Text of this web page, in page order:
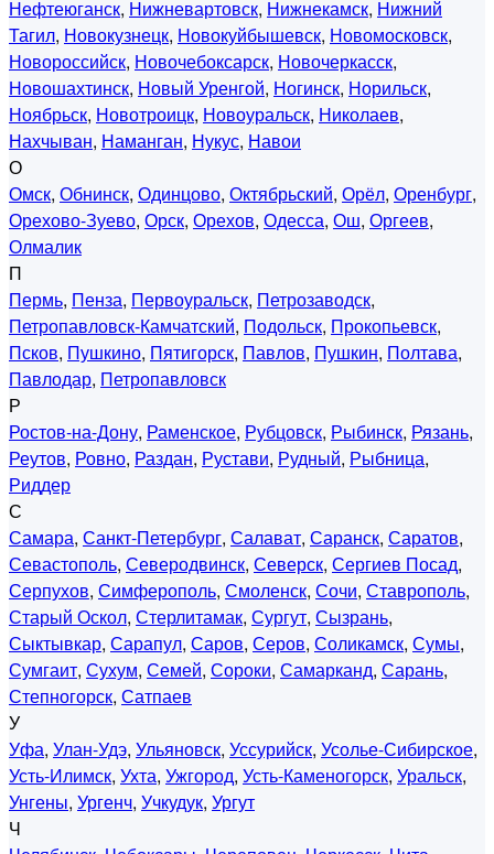
Нефтеюганск, Нижневартовск, Нижнекамск, Нижний
Тагил, Новокузнецк, Новокуйбышевск, Новомосковск,
Новороссийск, Новочебоксарск, Новочеркасск,
Новошахтинск, Новый Уренгой, Ногинск, Норильск,
Ноябрьск, Новотроицк, Новоуральск, Николаев,
Нахчыван, Наманган, Нукус, Навои
О
Омск, Обнинск, Одинцово, Октябрьский, Орёл, Оренбург,
Орехово-Зуево, Орск, Орехов, Одесса, Ош, Оргеев,
Олмалик
П
Пермь, Пенза, Первоуральск, Петрозаводск,
Петропавловск-Камчатский, Подольск, Прокопьевск,
Псков, Пушкино, Пятигорск, Павлов, Пушкин, Полтава,
Павлодар, Петропавловск
Р
Ростов-на-Дону, Раменское, Рубцовск, Рыбинск, Рязань,
Реутов, Ровно, Раздан, Рустави, Рудный, Рыбница,
Риддер
С
Самара, Санкт-Петербург, Салават, Саранск, Саратов,
Севастополь, Северодвинск, Северск, Сергиев Посад,
Серпухов, Симферополь, Смоленск, Сочи, Ставрополь,
Старый Оскол, Стерлитамак, Сургут, Сызрань,
Сыктывкар, Сарапул, Саров, Серов, Соликамск, Сумы,
Сумгаит, Сухум, Семей, Сороки, Самарканд, Сарань,
Степногорск, Сатпаев
У
Уфа, Улан-Удэ, Ульяновск, Уссурийск, Усолье-Сибирское,
Усть-Илимск, Ухта, Ужгород, Усть-Каменогорск, Уральск,
Унгены, Ургенч, Учкудук, Ургут
Ч